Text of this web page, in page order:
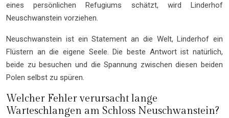
eines persönlichen Refugiums schätzt, wird Linderhof
Neuschwanstein vorziehen.
Neuschwanstein ist ein Statement an die Welt, Linderhof ein
Flüstern an die eigene Seele. Die beste Antwort ist natürlich,
beide zu besuchen und die Spannung zwischen diesen beiden
Polen selbst zu spüren.
Welcher Fehler verursacht lange
Warteschlangen am Schloss Neuschwanstein?